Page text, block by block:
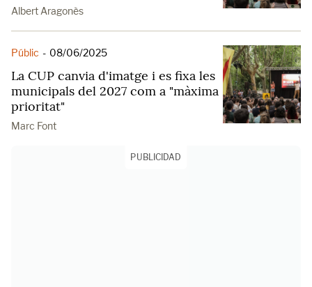
Albert Aragonès
Públic - 08/06/2025
La CUP canvia d'imatge i es fixa les
municipals del 2027 com a "màxima
prioritat"
Marc Font
PUBLICIDAD